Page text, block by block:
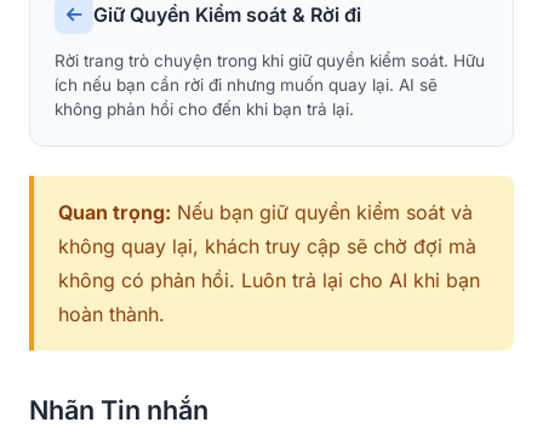
Giữ Quyền Kiểm soát & Rời đi
Rời trang trò chuyện trong khi giữ quyền kiểm soát. Hữu
ích nếu bạn cần rời đi nhưng muốn quay lại. AI sẽ
không phản hồi cho đến khi bạn trả lại.
Quan trọng: Nếu bạn giữ quyền kiểm soát và
không quay lại, khách truy cập sẽ chờ đợi mà
không có phản hồi. Luôn trả lại cho AI khi bạn
hoàn thành.
Nhãn Tin nhắn